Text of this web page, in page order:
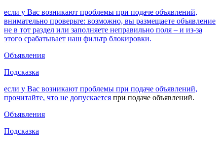
если у Вас возникают проблемы при подаче объявлений,
внимательно проверьте: возможно, вы размещаете объявление
не в тот раздел или заполняете неправильно поля – и из-за
этого срабатывает наш фильтр блокировки.
Объявления
Подсказка
если у Вас возникают проблемы при подаче объявлений,
прочитайте, что не допускается при подаче объявлений.
Объявления
Подсказка